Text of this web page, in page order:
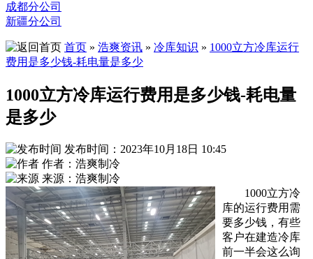
成都分公司
新疆分公司
首页 » 浩爽资讯 » 冷库知识 » 1000立方冷库运行
费用是多少钱-耗电量是多少
1000立方冷库运行费用是多少钱-耗电量
是多少
发布时间：2023年10月18日 10:45
作者：浩爽制冷
来源：浩爽制冷
1000立方冷
库的运行费用需
要多少钱，有些
客户在建造冷库
前一半会这么询